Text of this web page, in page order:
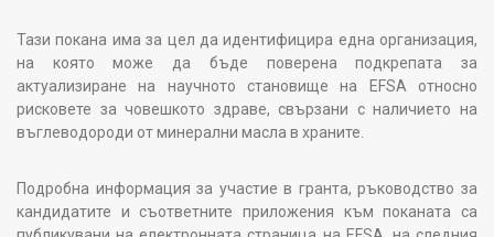
Тази покана има за цел да идентифицира една организация,
на която може да бъде поверена подкрепата за
актуализиране на научното становище на EFSA относно
рисковете за човешкото здраве, свързани с наличието на
въглеводороди от минерални масла в храните.
Подробна информация за участие в гранта, ръководство за
кандидатите и съответните приложения към поканата са